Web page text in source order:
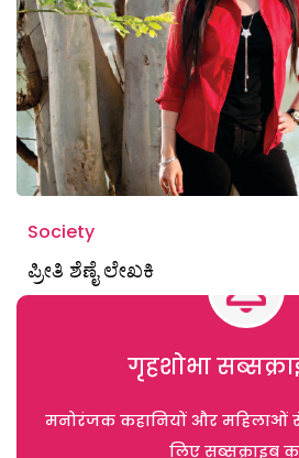
Society
ಪ್ರೀತಿ ಶೆಣೈ ಲೇಖಕಿ
गृहशोभा
मनोरंजक कहानियों और महिलाओं
लिए सब्सक्राइब